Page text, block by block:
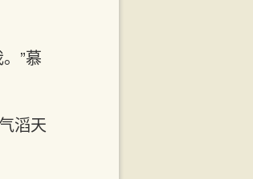
”慕
滔天